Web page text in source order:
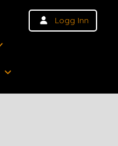
Logg Inn